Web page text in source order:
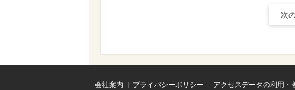
次
会社案内 プライバシーポリシー アクセスデータの利用・